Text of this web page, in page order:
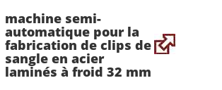
machine semi-
automatique pour la
fabrication de clips de
sangle en acier
laminés à froid 32 mm